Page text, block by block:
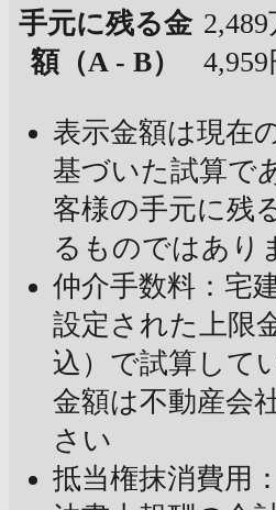
手元に残る金
額（A - B）
2,489
4,959
表示金額は現在
基づいた試算で
客様の手元に残
るものではあり
仲介手数料：宅
設定された上限
込）で試算して
金額は不動産会
さい
抵当権抹消費用